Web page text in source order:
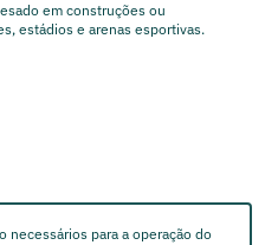
em construções ou
estádios e arenas esportivas.
necessários para a operação do